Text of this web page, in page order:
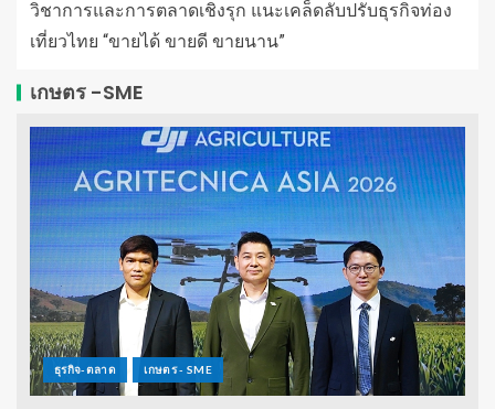
วิชาการและการตลาดเชิงรุก แนะเคล็ดลับปรับธุรกิจท่อง
เที่ยวไทย “ขายได้ ขายดี ขายนาน”
เกษตร -SME
ธุรกิจ-ตลาด เกษตร - SME